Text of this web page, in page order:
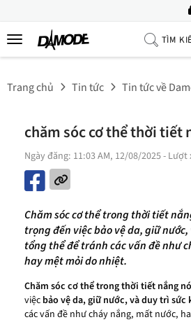
TÌM
Trang
Phẩm
Sưu
Trang chủ Tin tức Tin tức về
chăm sóc cơ thể thời tiết
Ngày đăng: 11:03 AM, 12/08/2025- Lượt
Chăm sóc cơ thể trong thời tiết
trọng đến việc bảo vệ da, giữ
tổng thể để tránh các vấn đề như
hay mệt mỏi do nhiệt.
Chăm sóc cơ thể trong thời tiết nắng
việc bảo vệ da, giữ nước, và duy trì sức
các vấn đề như cháy nắng, mất nước,